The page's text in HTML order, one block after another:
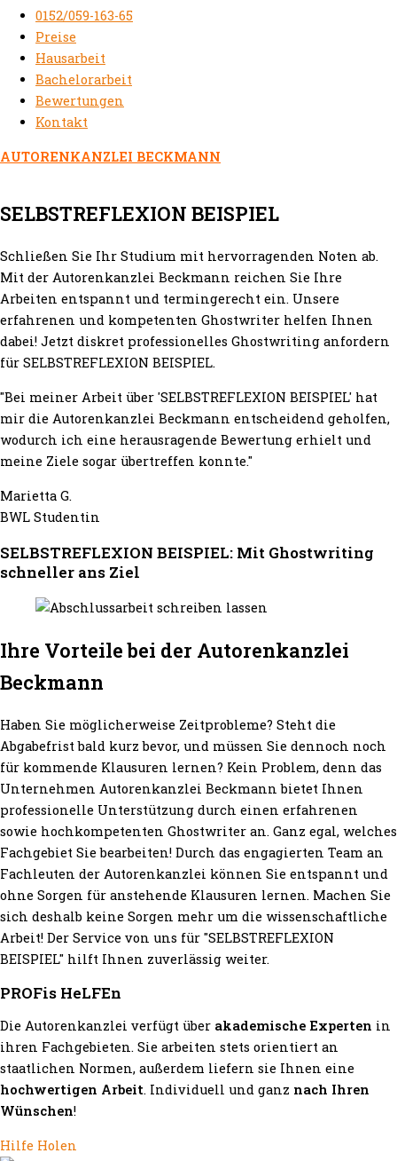
0152/059-163-65
Preise
Hausarbeit
Bachelorarbeit
Bewertungen
Kontakt
AUTORENKANZLEI BECKMANN
SELBSTREFLEXION BEISPIEL
Schließen Sie Ihr Studium mit hervorragenden Noten ab.
Mit der Autorenkanzlei Beckmann reichen Sie Ihre
Arbeiten entspannt und termingerecht ein. Unsere
erfahrenen und kompetenten Ghostwriter helfen Ihnen
dabei! Jetzt diskret professionelles Ghostwriting anfordern
für SELBSTREFLEXION BEISPIEL.
"Bei meiner Arbeit über 'SELBSTREFLEXION BEISPIEL' hat
mir die Autorenkanzlei Beckmann entscheidend geholfen,
wodurch ich eine herausragende Bewertung erhielt und
meine Ziele sogar übertreffen konnte."
Marietta G.
BWL Studentin
SELBSTREFLEXION BEISPIEL: Mit Ghostwriting
schneller ans Ziel
Ihre Vorteile bei der Autorenkanzlei
Beckmann
Haben Sie möglicherweise Zeitprobleme? Steht die
Abgabefrist bald kurz bevor, und müssen Sie dennoch noch
für kommende Klausuren lernen? Kein Problem, denn das
Unternehmen Autorenkanzlei Beckmann bietet Ihnen
professionelle Unterstützung durch einen erfahrenen
sowie hochkompetenten Ghostwriter an. Ganz egal, welches
Fachgebiet Sie bearbeiten! Durch das engagierten Team an
Fachleuten der Autorenkanzlei können Sie entspannt und
ohne Sorgen für anstehende Klausuren lernen. Machen Sie
sich deshalb keine Sorgen mehr um die wissenschaftliche
Arbeit! Der Service von uns für "SELBSTREFLEXION
BEISPIEL" hilft Ihnen zuverlässig weiter.
PROFis HeLFEn
Die Autorenkanzlei verfügt über akademische Experten in
ihren Fachgebieten. Sie arbeiten stets orientiert an
staatlichen Normen, außerdem liefern sie Ihnen eine
hochwertigen Arbeit. Individuell und ganz nach Ihren
Wünschen!
Hilfe Holen